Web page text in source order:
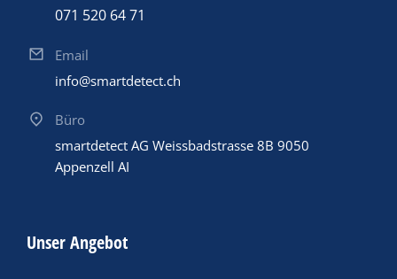
071 520 64 71
Email
info@smartdetect.ch
Büro
smartdetect AG Weissbadstrasse 8B 9050
Appenzell AI
Unser Angebot